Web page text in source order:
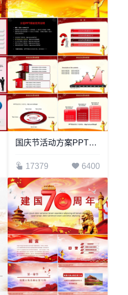
国庆节活动方案PPT国庆工作汇报PPT模板
17379 6400